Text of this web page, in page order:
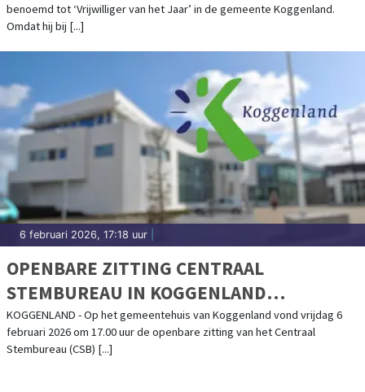
benoemd tot ‘Vrijwilliger van het Jaar’ in de gemeente Koggenland.
Omdat hij bij [...]
6 februari 2026, 17:18 uur
OPENBARE ZITTING CENTRAAL
STEMBUREAU IN KOGGENLAND
SUCCESVOL VERLOPEN
KOGGENLAND - Op het gemeentehuis van Koggenland vond vrijdag 6
februari 2026 om 17.00 uur de openbare zitting van het Centraal
Stembureau (CSB) [...]